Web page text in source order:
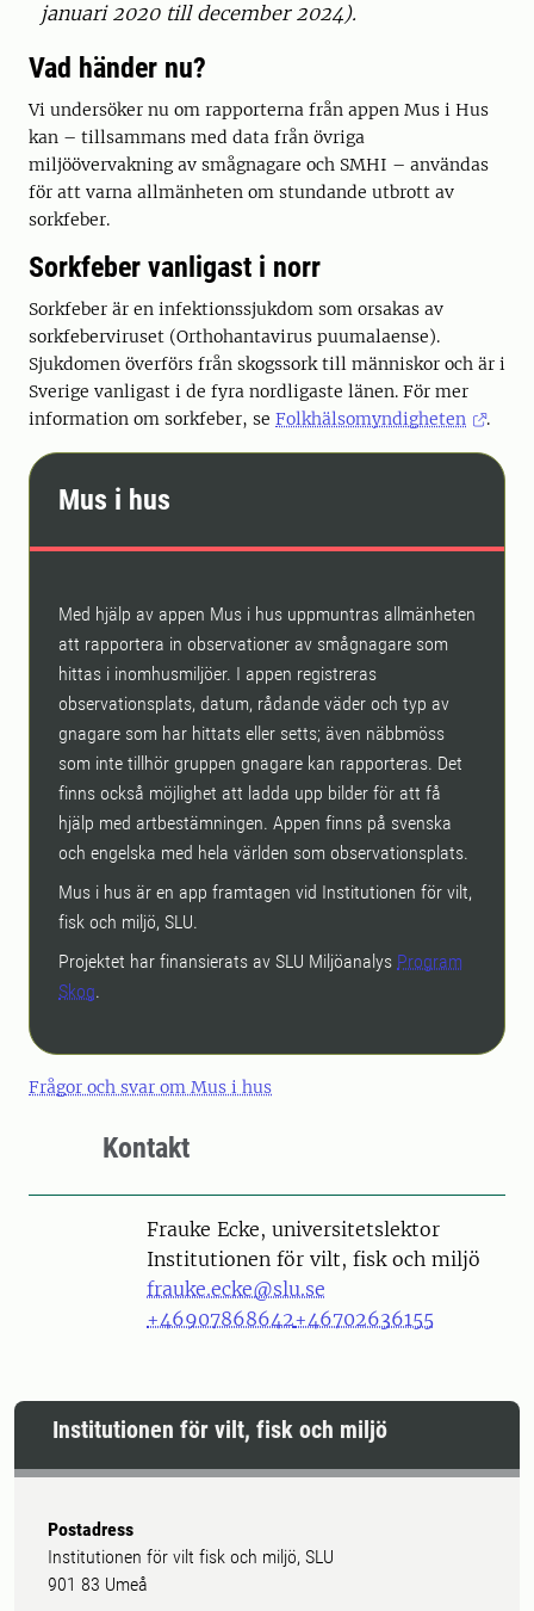
januari 2020 till december 2024).
Vad händer nu?
Vi undersöker nu om rapporterna från appen Mus i Hus
kan – tillsammans med data från övriga
miljöövervakning av smågnagare och SMHI – användas
för att varna allmänheten om stundande utbrott av
sorkfeber.
Sorkfeber vanligast i norr
Sorkfeber är en infektionssjukdom som orsakas av
sorkfeberviruset (Orthohantavirus puumalaense).
Sjukdomen överförs från skogssork till människor och är i
Sverige vanligast i de fyra nordligaste länen. För mer
information om sorkfeber, se Folkhälsomyndigheten .
Mus i hus
Med hjälp av appen Mus i hus uppmuntras allmänheten
att rapportera in observationer av smågnagare som
hittas i inomhusmiljöer. I appen registreras
observationsplats, datum, rådande väder och typ av
gnagare som har hittats eller setts; även näbbmöss
som inte tillhör gruppen gnagare kan rapporteras. Det
finns också möjlighet att ladda upp bilder för att få
hjälp med artbestämningen. Appen finns på svenska
och engelska med hela världen som observationsplats.
Mus i hus är en app framtagen vid Institutionen för vilt,
fisk och miljö, SLU.
Projektet har finansierats av SLU Miljöanalys Program
Skog.
Frågor och svar om Mus i hus
Kontakt
PersonFrauke Ecke, universitetslektor
Institutionen för vilt, fisk och miljö
frauke.ecke@slu.se
+46907868642+46702636155
Institutionen för vilt, fisk och miljö
Postadress
Institutionen för vilt fisk och miljö, SLU
901 83 Umeå